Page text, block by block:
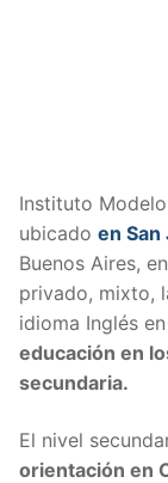
Instituto
ubicado en San
Buenos Aires,
privado, mixto,
idioma Inglés
educación en
secundaria.
El nivel
orientación en